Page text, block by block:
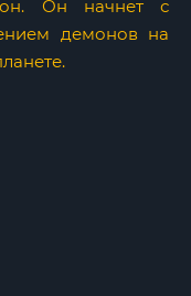
Он начнет с
демонов на